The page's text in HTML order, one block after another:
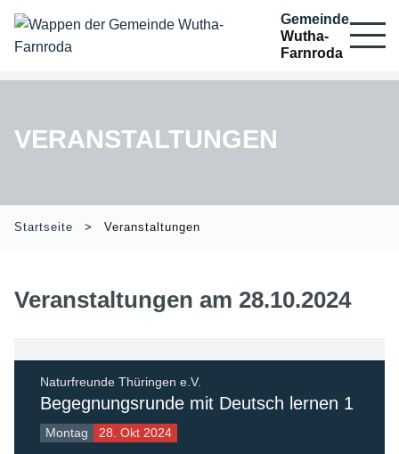
Gemeinde
Wutha-
Farnroda
VERANSTALTUNGEN
Startseite Veranstaltungen
Veranstaltungen am 28.10.2024
Naturfreunde Thüringen e.V.
Begegnungsrunde mit Deutsch lernen 1
Montag 28. Okt 2024